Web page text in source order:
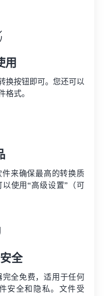
用
换按钮即可。您还可以
格式。
来确保最高的转换质
使用“高级设置”（可
全
全免费，适用于任何
安全和隐私。文件受